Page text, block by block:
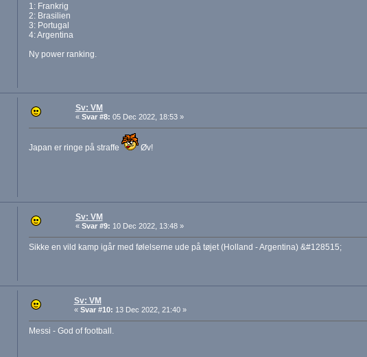
1: Frankrig
2: Brasilien
3: Portugal
4: Argentina
Ny power ranking.
Sv: VM
« Svar #8: 05 Dec 2022, 18:53 »
Japan er ringe på straffe Øv!
Sv: VM
« Svar #9: 10 Dec 2022, 13:48 »
Sikke en vild kamp igår med følelserne ude på tøjet (Holland - Argentina) &#128515;
Sv: VM
« Svar #10: 13 Dec 2022, 21:40 »
Messi - God of football.